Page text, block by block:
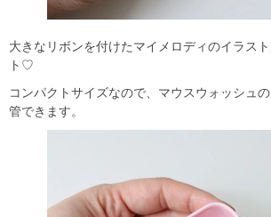
大きなリボンを付けたマイメロディのイラス
ト♡
コンパクトサイズなので、マウスウォッシュ
管できます。